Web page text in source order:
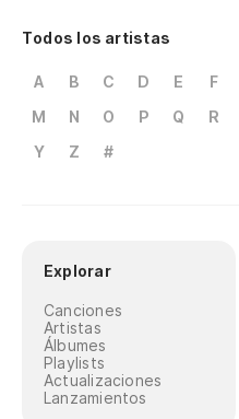
Todos los artistas
A B C D E F
M
N O P Q R
Y
Z #
Explorar
Canciones
Artistas
Álbumes
Playlists
Actualizaciones
Lanzamientos